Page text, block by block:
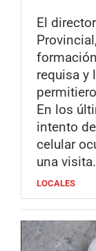
El
requisa y
En los
intento
celular
una visita.
LOCALES